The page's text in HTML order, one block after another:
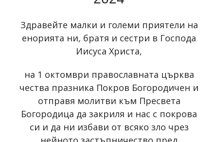
Здравейте малки и големи приятели на
енорията ни, братя и сестри в Господа
Иисуса Христа,
на 1 октомври православната църква
чества празника Покров Богородичен и
отправя молитви към Пресвета
Богородица да закриля и нас с покрова
си и да ни избави от всяко зло чрез